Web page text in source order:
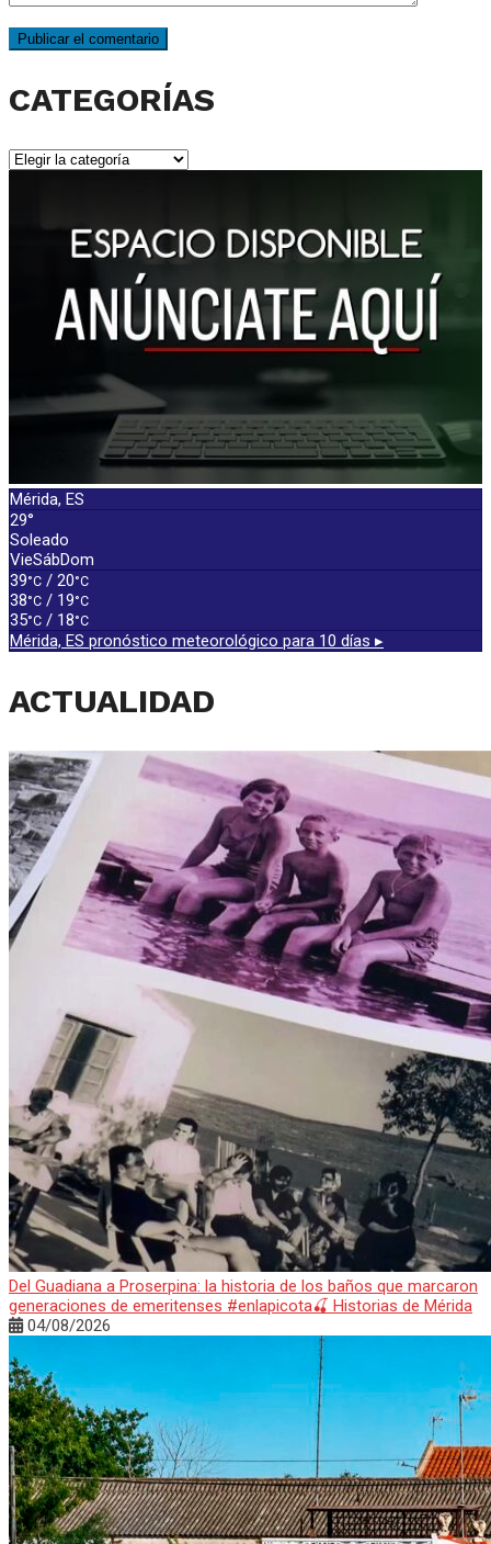
CATEGORÍAS
CATEGORÍAS
Mérida, ES
29°
Soleado
VieSábDom
39°C / 20°C
38°C / 19°C
35°C / 18°C
Mérida, ES pronóstico meteorológico para 10 días ▸
ACTUALIDAD
Del Guadiana a Proserpina: la historia de los baños que marcaron
generaciones de emeritenses #enlapicota🍒 Historias de Mérida
04/08/2026